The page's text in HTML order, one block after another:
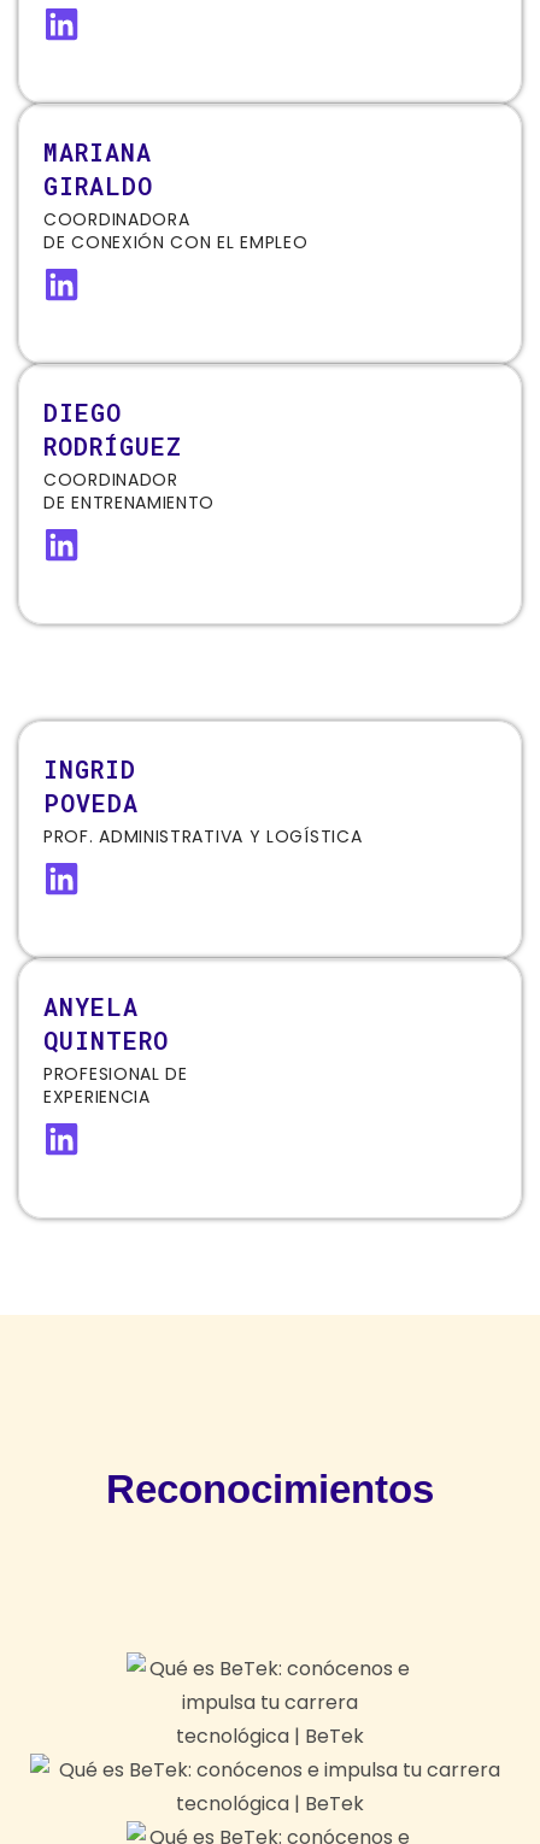
MARIANA
GIRALDO
COORDINADORA
DE CONEXIÓN CON EL EMPLEO
DIEGO
RODRÍGUEZ
COORDINADOR
DE ENTRENAMIENTO
INGRID
POVEDA
PROF. ADMINISTRATIVA Y LOGÍSTICA
ANYELA
QUINTERO
PROFESIONAL DE
EXPERIENCIA
Reconocimientos